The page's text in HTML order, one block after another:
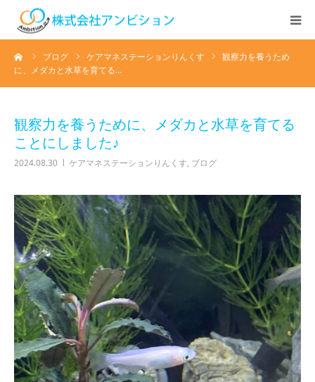
ブログ ケアマネステーションりんくす
観察力を養うため
に、メダカと水草を育てる…
観察力を養うために、メダカと水草を育てる
ことにしました♪
2024.08.30 ケアマネステーションりんくす, ブログ
ホーム
サービス紹介
居宅介護・訪問介護
快護ラボ知技心
求人情報
info